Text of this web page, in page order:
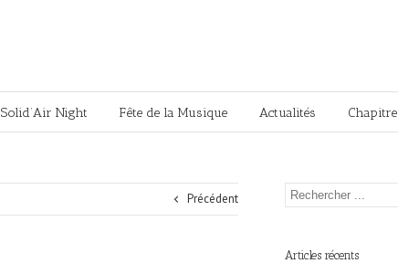
Solid’Air Night Fête de la Musique Actualités Chapitre
Précédent
Articles récents